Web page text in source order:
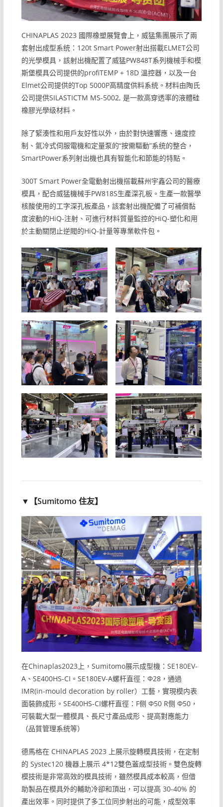
CHINAPLAS 2023 國際橡塑展覽會上，威猛集團展示了兩
套射出成型系统：120t Smart Power射出搭載ELMET公司
的光學模具，該射出機配置了威猛PW848T系列機械手和模
斯堡模具公司提供的profiTEMP + 18D 溫控器，以及一台
Elmet公司提供的Top 5000P高精度供料系统。材料由陶氏
公司提供SILASTICTM MS-5002, 是一款高穿透率的液體硅
橡膠光學级材料。
除了緊湊性和用戶友好性以外，由於對快速響應、速度控
制、氣冷式伺服電機和定量泵的“按需驅動”系统的整合，
SmartPower系列射出機也具有智能化和節能的特點。
300T Smart Power全電動射出機搭載蘇州宇鑫公司的醫療
模具，配合威猛機械手PW818S生產深孔板。生產一款醫學
核酸使用的工字深孔板產品，該套射出機配備了可補償黏
度波動的HiQ-注射、可進行材料質量監控的HiQ-塑化和用
於主動關閉止逆閥的HiQ-計量等專業軟件包。
▼【Sumitomo 住友】
在Chinaplas2023上，Sumitomo展示成型機：SE180EV-
A、SE400HS-CI。SE180EV-A螺杆直徑：Φ28，通過
IMR(in-mould decoration by roller）工藝，實現模内表
面裝飾成形。SE400HS-CI螺杆直徑：F侧 Φ50 R侧 Φ50，
可裝載大型一體模具、長尺寸產品成形、提高對應能力
（品質管理系统等）
德馬格在 CHINAPLAS 2023 上展示旋轉模具技術，在定制
的 Systec120 機器上展示 4*12雙色蓋成型技術。雙色旋轉
模技術是非常高效的模具技術，雖然模具成本較高，但借
助製品在模具外的輔助冷卻和頂出，可以提高 30-40% 的
產出效率。同时提供了多工位同步射出的可能，成型效率